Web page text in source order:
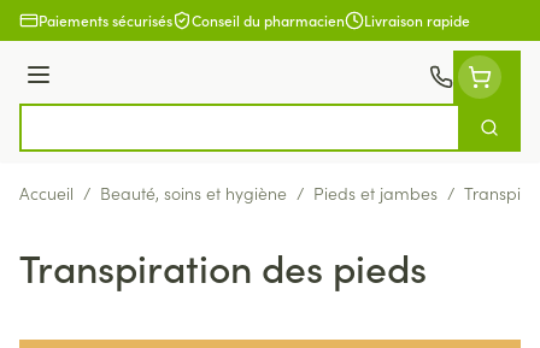
Aller au contenu
Paiements sécurisés Conseil du pharmacien Livraison rapide
Menu
Accueil / Beauté, soins et hygiène / Pieds et jambes /
Transpiration des pieds